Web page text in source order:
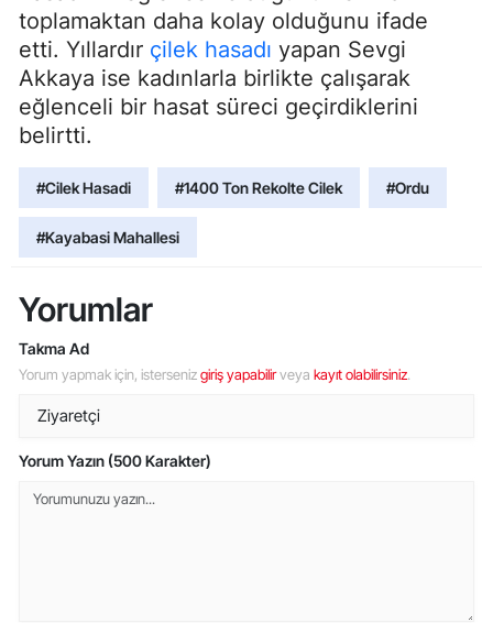
toplamaktan daha kolay olduğunu ifade
etti. Yıllardır çilek hasadı yapan Sevgi
Akkaya ise kadınlarla birlikte çalışarak
eğlenceli bir hasat süreci geçirdiklerini
belirtti.
#Cilek Hasadi #1400 Ton Rekolte Cilek #Ordu
#Kayabasi Mahallesi
Yorumlar
Takma Ad
Yorum yapmak için, istersenizgiriş yapabilirveya kayıt olabilirsiniz.
Yorum Yazın (500 Karakter)